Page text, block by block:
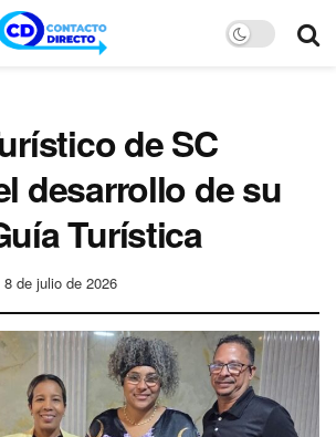
de SC
desarrollo de su
Turística
8 de julio de 2026